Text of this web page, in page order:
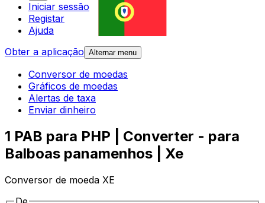
Iniciar sessão
Registar
Ajuda
Obter a aplicação Alternar menu
Conversor de moedas
Gráficos de moedas
Alertas de taxa
Enviar dinheiro
1 PAB para PHP | Converter - para
Balboas panamenhos | Xe
Conversor de moeda XE